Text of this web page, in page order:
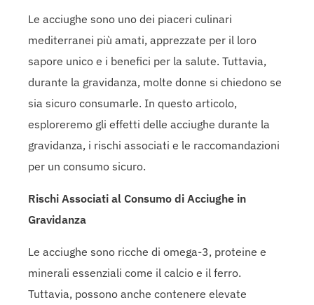
Le acciughe sono uno dei piaceri culinari
mediterranei più amati, apprezzate per il loro
sapore unico e i benefici per la salute. Tuttavia,
durante la gravidanza, molte donne si chiedono se
sia sicuro consumarle. In questo articolo,
esploreremo gli effetti delle acciughe durante la
gravidanza, i rischi associati e le raccomandazioni
per un consumo sicuro.
Rischi Associati al Consumo di Acciughe in
Gravidanza
Le acciughe sono ricche di omega-3, proteine e
minerali essenziali come il calcio e il ferro.
Tuttavia, possono anche contenere elevate